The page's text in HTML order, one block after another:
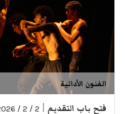
الفنون الأدائية
فتح باب التقديم 2 / 2 / 2026